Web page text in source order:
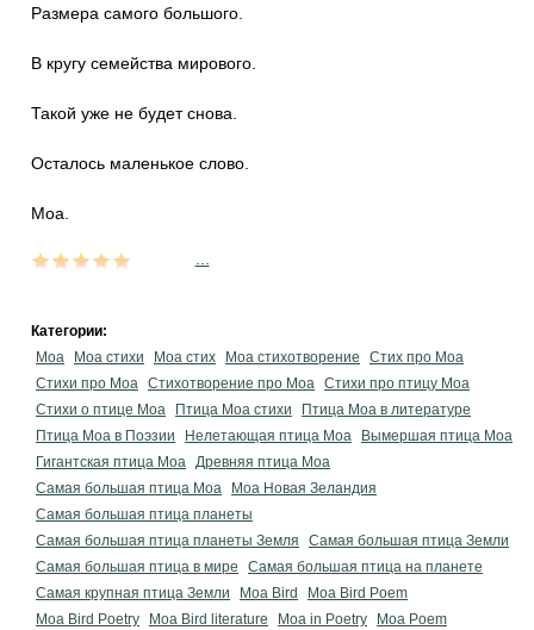
Размера самого большого.
В кругу семейства мирового.
Такой уже не будет снова.
Осталось маленькое слово.
Моа.
Категории:
Моа
Моа стихи Моа стих Моа стихотворение
Стих про Моа
Стихи про Моа Стихотворение про Моа Стихи про птицу Моа
Стихи о птице Моа
Птица Моа стихи
Птица Моа в литературе
Птица Моа в Поэзии
Нелетающая птица Моа
Вымершая птица Моа
Гигантская птица Моа Древняя птица Моа
Самая большая птица Моа
Моа Новая Зеландия
Самая большая птица планеты
Самая большая птица планеты Земля
Самая большая птица Земли
Самая большая птица в мире
Самая большая птица на планете
Самая крупная птица Земли
Moa Bird
Moa Bird Poem
Moa Bird Poetry
Moa Bird literature Moa in Poetry
Moa Poem